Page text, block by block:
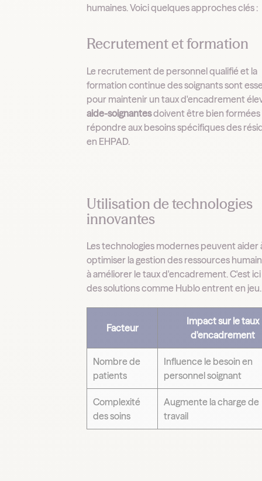
humaines. Voici quelques approches clés :
Recrutement et formation
Le recrutement de personnel qualifié et la
formation continue des soignants sont
pour maintenir un taux d'encadrement
aide-soignantesdoivent être bien
répondre aux besoins spécifiques des
en EHPAD.
Utilisation de technologies
innovantes
Les technologies modernes peuvent aider
optimiser la gestion des ressources
à améliorer le taux d'encadrement. C'est
des solutions comme Hublo entrent en jeu.
Facteur
Impact sur le taux
d'encadrement
Nombre de
patients
Influence le besoin en
personnel soignant
Complexité
des soins
Augmente la charge de
travail